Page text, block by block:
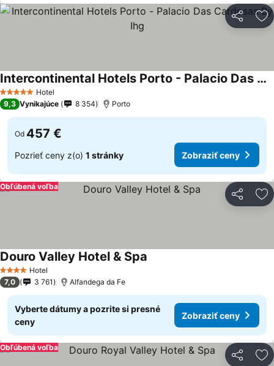
Zdieľať
5 Počet hviezdičiek
Hotel
Intercontinental Hotels Porto - Palacio Das Cardosas By Ihg
9,3 Vynikajúce 8 354 Porto
Od 457 €
Pozrieť ceny z(o) 1 stránky Zobraziť ceny
Zdieľať
Obľúbená voľba
4 Počet hviezdičiek
Hotel
Douro Valley Hotel & Spa
7,0 3 761 Alfandega da Fe
Vyberte dátumy a pozrite si presné
ceny
Zobraziť ceny
Zdieľať
Obľúbená voľba